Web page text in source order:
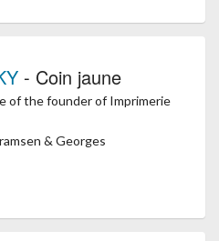
- Coin jaune
of the founder of Imprimerie
& Georges